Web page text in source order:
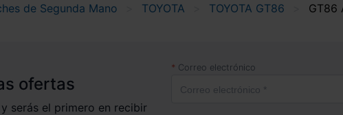
de Segunda Mano TOYOTA TOYOTA GT86 GT86
ofertas
serás el primero en recibir
Correo electrónico